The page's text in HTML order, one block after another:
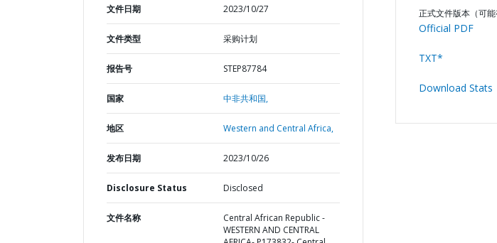
文件日期 2023/10/27
文件类型 采购计划
报告号 STEP87784
国家 中非共和国,
地区 Western and Central Africa,
发布日期 2023/10/26
Disclosure Status Disclosed
文件名称
Central African Republic -
WESTERN AND CENTRAL
正式文件版本（可能
Official PDF
TXT*
Download Stats